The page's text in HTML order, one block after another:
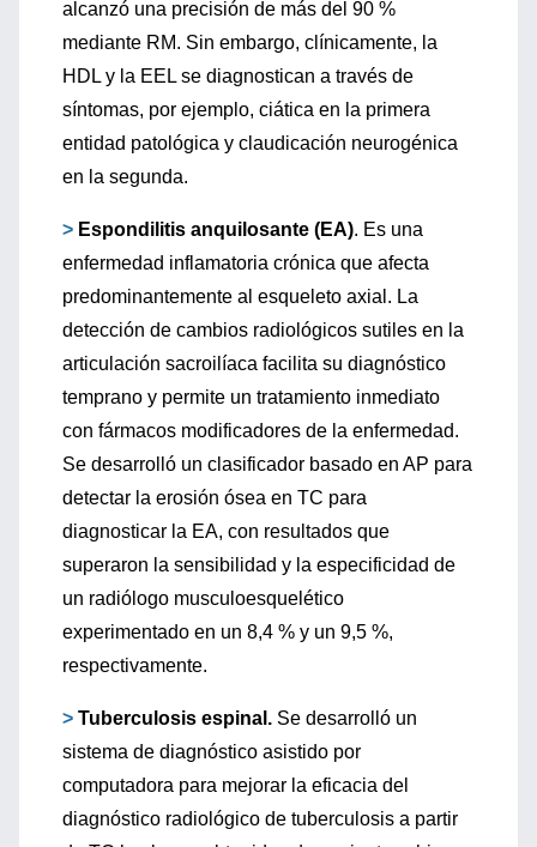
alcanzó una precisión de más del 90 %
mediante RM. Sin embargo, clínicamente, la
HDL y la EEL se diagnostican a través de
síntomas, por ejemplo, ciática en la primera
entidad patológica y claudicación neurogénica
en la segunda.
> Espondilitis anquilosante (EA). Es una
enfermedad inflamatoria crónica que afecta
predominantemente al esqueleto axial. La
detección de cambios radiológicos sutiles en la
articulación sacroilíaca facilita su diagnóstico
temprano y permite un tratamiento inmediato
con fármacos modificadores de la enfermedad.
Se desarrolló un clasificador basado en AP para
detectar la erosión ósea en TC para
diagnosticar la EA, con resultados que
superaron la sensibilidad y la especificidad de
un radiólogo musculoesquelético
experimentado en un 8,4 % y un 9,5 %,
respectivamente.
> Tuberculosis espinal. Se desarrolló un
sistema de diagnóstico asistido por
computadora para mejorar la eficacia del
diagnóstico radiológico de tuberculosis a partir